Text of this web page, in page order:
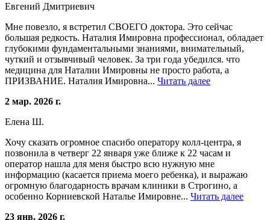
Евгений Дмитриевич
Мне повезло, я встретил СВОЕГО доктора. Это сейчас
большая редкость. Наталия Имировна профессионал, обладает
глубокими фундаментальными знаниями, внимательный,
чуткий и отзывчивый человек. За три года убедился. что
медицина для Наталии Имировны не просто работа, а
ПРИЗВАНИЕ. Наталия Имировна... Читать далее
2 мар. 2026 г.
Елена Ш.
Хочу сказать огромное спасибо оператору колл-центра, я
позвонила в четверг 22 января уже ближе к 22 часам и
оператор нашла для меня быстро всю нужную мне
информацию (касается приема моего ребенка), и выражаю
огромную благодарность врачам клиники в Строгино, а
особенно Корниевской Наталье Имировне... Читать далее
23 янв. 2026 г.